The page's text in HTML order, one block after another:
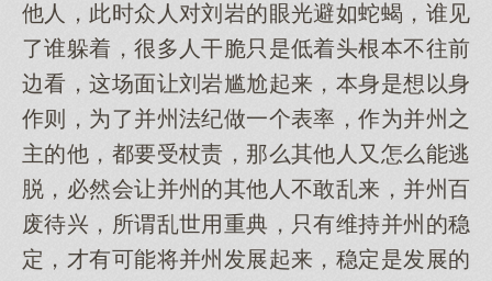
他人，此时众人对刘岩的眼光避如蛇蝎，谁见
了谁躲着，很多人干脆只是低着头根本不往前
边看，这场面让刘岩尴尬起来，本身是想以身
作则，为了并州法纪做一个表率，作为并州之
主的他，都要受杖责，那么其他人又怎么能逃
脱，必然会让并州的其他人不敢乱来，并州百
废待兴，所谓乱世用重典，只有维持并州的稳
定，才有可能将并州发展起来，稳定是发展的